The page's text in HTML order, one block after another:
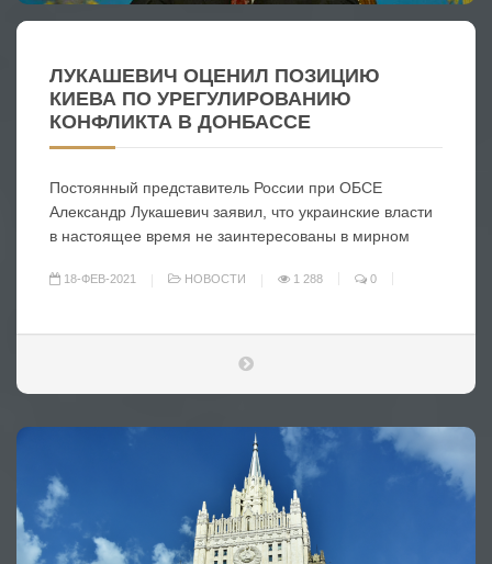
ЛУКАШЕВИЧ ОЦЕНИЛ ПОЗИЦИЮ
КИЕВА ПО УРЕГУЛИРОВАНИЮ
КОНФЛИКТА В ДОНБАССЕ
Постоянный представитель России при ОБСЕ
Александр Лукашевич заявил, что украинские власти
в настоящее время не заинтересованы в мирном
18-ФЕВ-2021 НОВОСТИ 1 288 0